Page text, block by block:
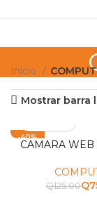
Inicio
Mostrar barra
-40%
CAMARA
Q125.00Q